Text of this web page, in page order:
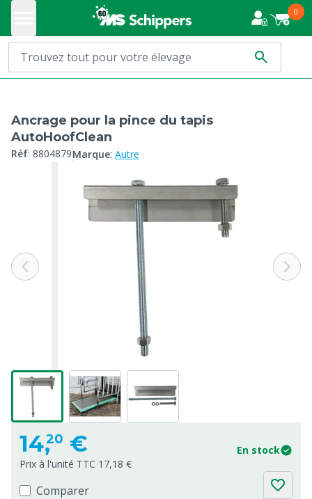
0
Ancrage pour la pince du tapis
AutoHoofClean
Réf: 8804879Marque: Autre
14,20 €
En stock
Prix à l'unité TTC 17,18 €
Comparer